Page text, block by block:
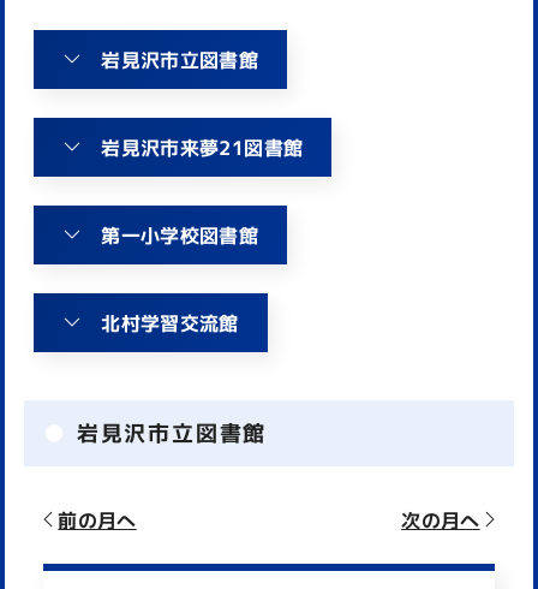
岩見沢市立図書館
岩見沢市来夢21図書館
第一小学校図書館
北村学習交流館
岩見沢市立図書館
前の月へ 次の月へ